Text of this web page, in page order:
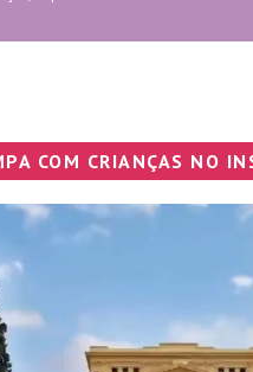
COM CRIANÇAS NO